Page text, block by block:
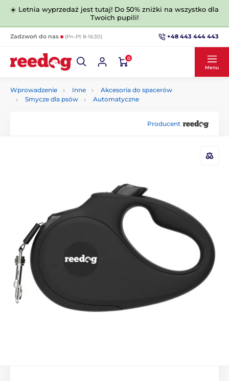
☀️ Letnia wyprzedaż jest tutaj! Do 50% zniżki na wszystko dla
Twoich pupili!
Zadzwoń do nas (Pn-Pt 8-16:30) +48 443 444 443
0
Menu
Wprowadzenie Inne
Akcesoria do spacerów
Smycze dla psów
Automatyczne
Producent